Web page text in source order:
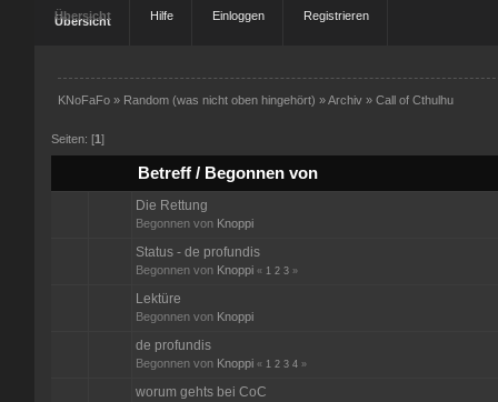
Übersicht Hilfe Einloggen Registrieren
KNoFaFo» Random (was nicht oben hingehört) »Archiv» Call of Cthulhu
Seiten: [1]
Betreff/ Begonnen von
Die Rettung
Begonnen von Knoppi
Status - de profundis
Begonnen von Knoppi « 1 2 3»
Lektüre
Begonnen von Knoppi
de profundis
Begonnen von Knoppi « 1 2 3 4»
worum gehts bei CoC